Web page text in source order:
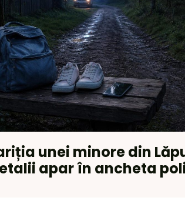
unei minore din
apar în ancheta